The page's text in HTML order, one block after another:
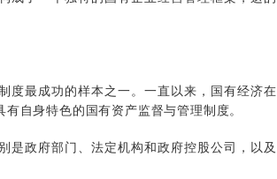
最成功的样本之一。一直以来，国有经济在
自身特色的国有资产监督与管理制度。
政府部门、法定机构和政府控股公司，以及